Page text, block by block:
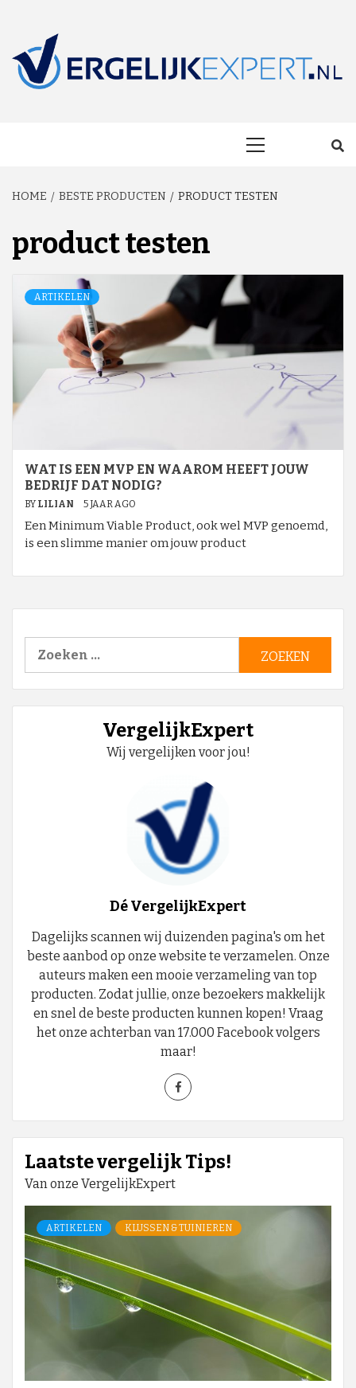
content
HOME BESTE PRODUCTEN PRODUCT TESTEN
product testen
ARTIKELEN
WAT IS EEN MVP EN WAAROM HEEFT JOUW
BEDRIJF DAT NODIG?
BY LILIAN 5 JAAR AGO
Een Minimum Viable Product, ook wel MVP genoemd,
is een slimme manier om jouw product
Zoeken
VergelijkExpert
Wij vergelijken voor jou!
Dé VergelijkExpert
Dagelijks scannen wij duizenden pagina's om het
beste aanbod op onze website te verzamelen. Onze
auteurs maken een mooie verzameling van top
producten. Zodat jullie, onze bezoekers makkelijk
en snel de beste producten kunnen kopen! Vraag
het onze achterban van 17.000 Facebook volgers
maar!
Laatste vergelijk Tips!
Van onze VergelijkExpert
ARTIKELEN KLUSSEN & TUINIEREN